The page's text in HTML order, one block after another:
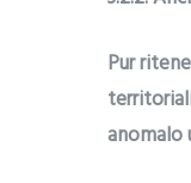
Pur
anomalo